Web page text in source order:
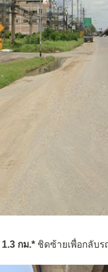
1.3 กม.* ชิดซ้ายเพื่อกลับร